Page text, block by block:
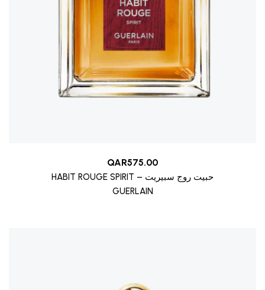
QAR575.00
HABIT ROUGE SPIRIT – حبيت روج سبيريت
GUERLAIN